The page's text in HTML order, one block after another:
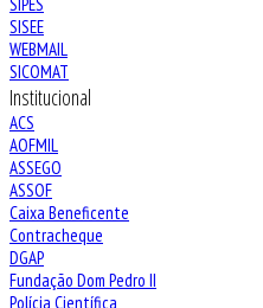
SIPES
SISEE
WEBMAIL
SICOMAT
Institucional
ACS
AOFMIL
ASSEGO
ASSOF
Caixa Beneficente
Contracheque
DGAP
Fundação Dom Pedro II
Polícia Científica